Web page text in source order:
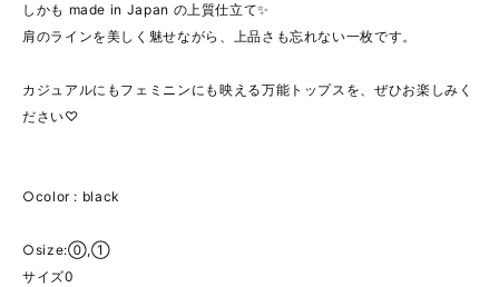
しかも made in Japan の上質仕立て✨
肩のラインを美しく魅せながら、上品さも忘れない一枚です。
カジュアルにもフェミニンにも映える万能トップスを、ぜひお楽しみく
ださい♡
○color : black
○size:⓪,①
サイズ0